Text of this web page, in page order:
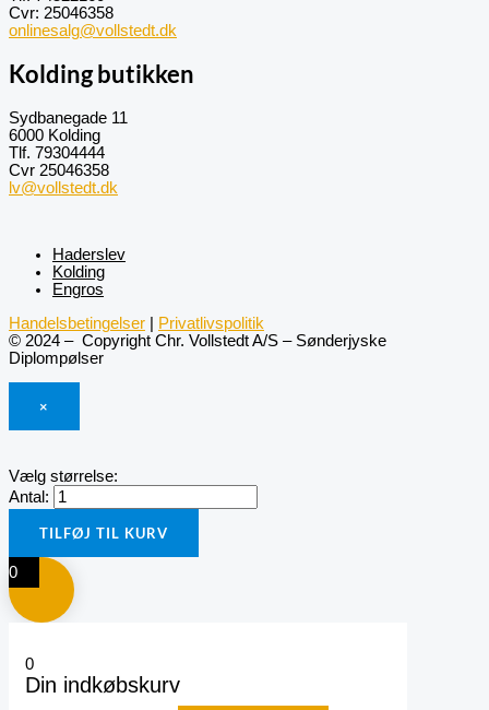
Cvr: 25046358
onlinesalg@vollstedt.dk
Kolding butikken
Sydbanegade 11
6000 Kolding
Tlf. 79304444
Cvr 25046358
lv@vollstedt.dk
Haderslev
Kolding
Engros
Handelsbetingelser | Privatlivspolitik
© 2024 – Copyright Chr. Vollstedt A/S – Sønderjyske
Diplompølser
×
Vælg størrelse:
Antal:
TILFØJ TIL KURV
0
0
Din indkøbskurv